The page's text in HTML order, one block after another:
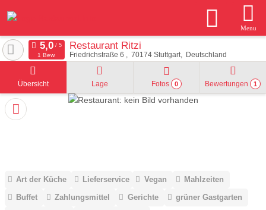
Menu
Restaurant Ritzi
Friedrichstraße 6 70174 Stuttgart Deutschland
1 Bew.
Übersicht Lage Fotos 0 Bewertungen 1
Art der Küche Lieferservice Vegan
Mahlzeiten
Buffet
Zahlungsmittel Gerichte
grüner Gastgarten